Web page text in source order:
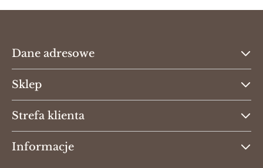
Dane adresowe
Sklep
Strefa klienta
Informacje